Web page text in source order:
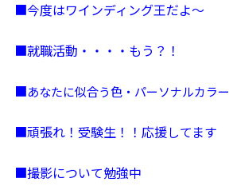
■今度はワインディング王だよ～
■就職活動・・・・もう？！
■あなたに似合う色・パーソナルカラー
■頑張れ！受験生！！応援してます
■撮影について勉強中